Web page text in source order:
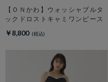
【ＯＮかわ】ウォッシャブルタ
ックドロストキャミワンピース
￥8,800